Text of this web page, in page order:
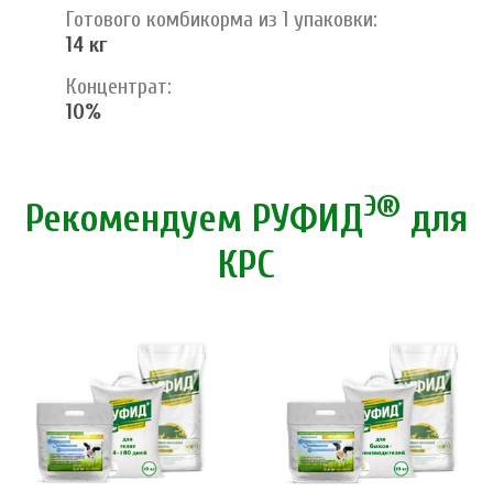
Готового комбикорма из 1 упаковки:
14 кг
Концентрат:
10%
Рекомендуем РУФИДЭ® для
КРС